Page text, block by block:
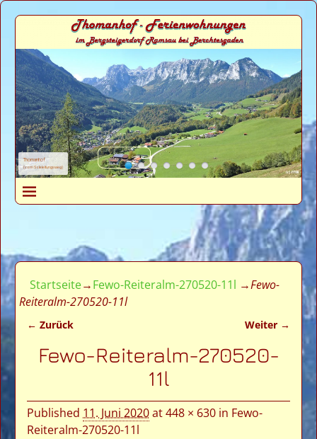
Thomanhof
(vom Soleleitungsweg)
Startseite→Fewo-Reiteralm-270520-11l →Fewo-
Reiteralm-270520-11l
← Zurück Weiter →
Fewo-Reiteralm-270520-
11l
Published 11. Juni 2020at448 × 630 in Fewo-
Reiteralm-270520-11l